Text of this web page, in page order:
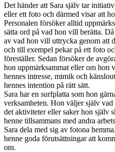
Det händer att Sara själv tar
eller ett foto och därmed visar att
Personalen försöker alltid
sätta ord på vad hon vill berätta.
av vad hon vill uttrycka genom att
och till exempel pekar på ett foto
föreställer. Sedan försöker de
hon uppmärksammat eller om hon
hennes intresse, mimik och
hennes intention på rätt sätt.
Sara har en surfplatta som hon
verksamheten. Hon väljer själv
det aktiviteter eller saker hon själv
henne tillsammans med andra
Sara dela med sig av fotona
henne goda förutsättningar att
om.